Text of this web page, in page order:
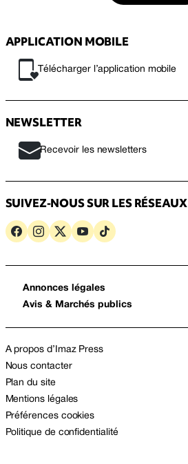
APPLICATION MOBILE
Télécharger l’application mobile
NEWSLETTER
Recevoir les newsletters
SUIVEZ-NOUS SUR LES RÉSEAUX
Annonces légales
Avis & Marchés publics
A propos d’Imaz Press
Nous contacter
Plan du site
Mentions légales
Préférences cookies
Politique de confidentialité